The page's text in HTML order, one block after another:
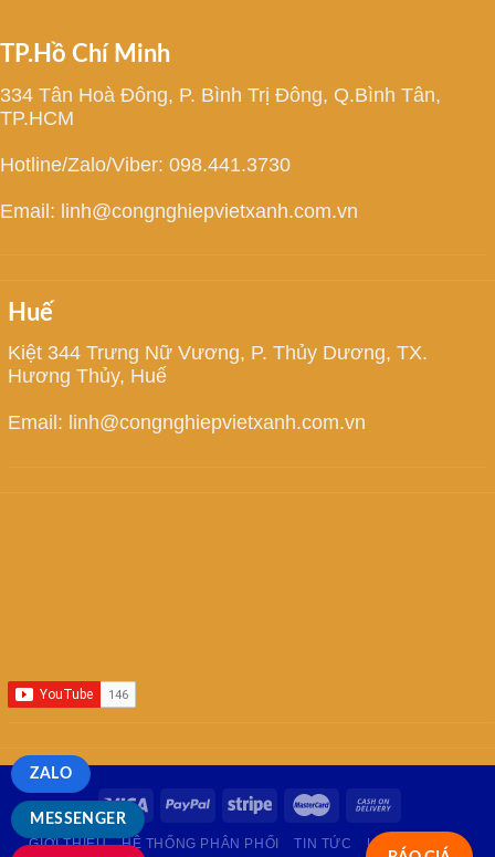
TP.Hồ Chí Minh
334 Tân Hoà Đông, P. Bình Trị Đông, Q.Bình Tân,
TP.HCM
Hotline/Zalo/Viber: 098.441.3730
Email: linh@congnghiepvietxanh.com.vn
Huế
Kiệt 344 Trưng Nữ Vương, P. Thủy Dương, TX.
Hương Thủy, Huế
Email: linh@congnghiepvietxanh.com.vn
GIỚI THIỆU HỆ THỐNG PHÂN PHỐI TIN TỨC LIÊN HỆ FAQ
MESSENGER
ZALO